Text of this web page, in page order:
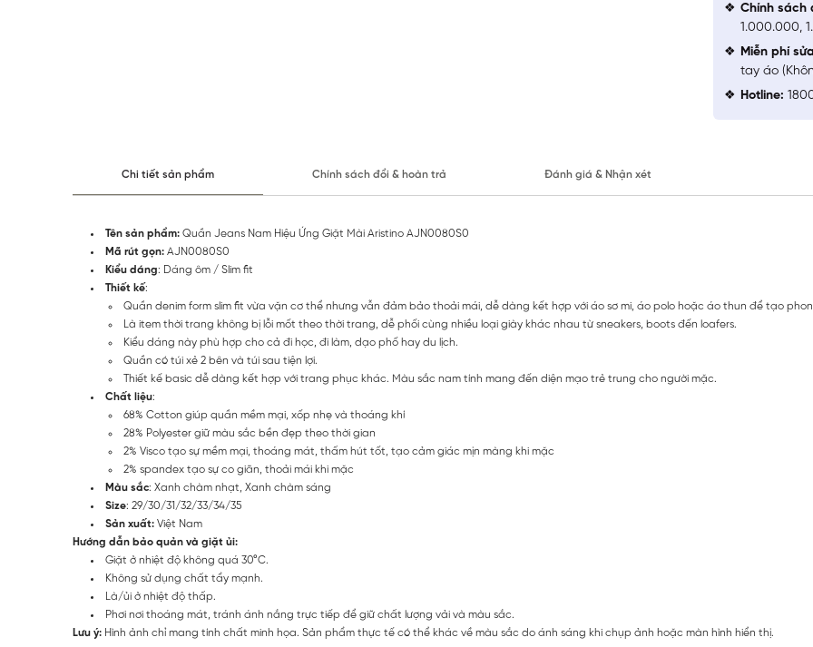
Chính sách
1.000.000,
Miễn phí
tay áo
Hotline:
Chi tiết sản phẩm Chính sách đổi & hoàn trả Đánh giá & Nhận xét
Tên sản phẩm: Quần Jeans Nam Hiệu Ứng Giặt Mài Aristino AJN0080S0
Mã rút gọn: AJN0080S0
Kiểu dáng: Dáng ôm / Slim fit
Thiết kế:
Quần denim form slim fit vừa vặn cơ thể nhưng vẫn đảm bảo thoải mái, dễ dàng kết hợp với áo sơ mi, áo polo hoặc áo thun để tạo
Là item thời trang không bị lỗi mốt theo thời trang, dễ phối cùng nhiều loại giày khác nhau từ sneakers, boots đến loafers.
Kiểu dáng này phù hợp cho cả đi học, đi làm, dạo phố hay du lịch.
Quần có túi xẻ 2 bên và túi sau tiện lợi.
Thiết kế basic dễ dàng kết hợp với trang phục khác. Màu sắc nam tính mang đến diện mạo trẻ trung cho người mặc.
Chất liệu:
68% Cotton giúp quần mềm mại, xốp nhẹ và thoáng khí
28% Polyester giữ màu sắc bền đẹp theo thời gian
2% Visco tạo sự mềm mại, thoáng mát, thấm hút tốt, tạo cảm giác mịn màng khi mặc
2% spandex tạo sự co giãn, thoải mái khi mặc
Màu sắc: Xanh chàm nhạt, Xanh chàm sáng
Size: 29/30/31/32/33/34/35
Sản xuất: Việt Nam
Hướng dẫn bảo quản và giặt ủi:
Giặt ở nhiệt độ không quá 30°C.
Không sử dụng chất tẩy mạnh.
Là/ủi ở nhiệt độ thấp.
Phơi nơi thoáng mát, tránh ánh nắng trực tiếp để giữ chất lượng vải và màu sắc.
Lưu ý: Hình ảnh chỉ mang tính chất minh họa. Sản phẩm thực tế có thể khác về màu sắc do ánh sáng khi chụp ảnh hoặc màn hình hiển thị.